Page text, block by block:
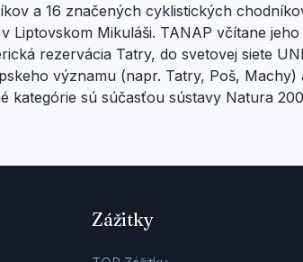
a 16 značených cyklistických
Liptovskom Mikuláši. TANAP včítane
rezervácia Tatry, do svetovej siete
významu (napr. Tatry, Poš, Machy)
kategórie sú súčasťou sústavy Natura
Zážitky